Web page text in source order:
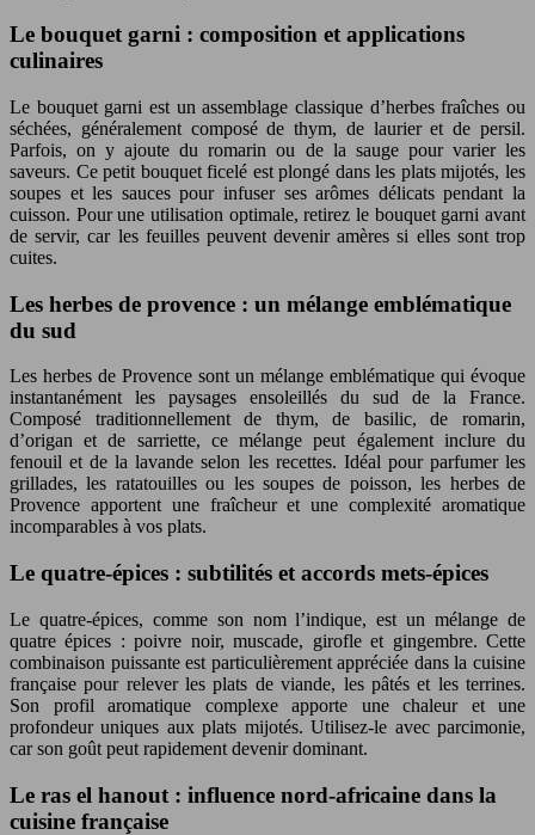
Le bouquet garni : composition et applications
culinaires
Le bouquet garni est un assemblage classique d’herbes fraîches ou
séchées, généralement composé de thym, de laurier et de persil.
Parfois, on y ajoute du romarin ou de la sauge pour varier les
saveurs. Ce petit bouquet ficelé est plongé dans les plats mijotés, les
soupes et les sauces pour infuser ses arômes délicats pendant la
cuisson. Pour une utilisation optimale, retirez le bouquet garni avant
de servir, car les feuilles peuvent devenir amères si elles sont trop
cuites.
Les herbes de provence : un mélange emblématique
du sud
Les herbes de Provence sont un mélange emblématique qui évoque
instantanément les paysages ensoleillés du sud de la France.
Composé traditionnellement de thym, de basilic, de romarin,
d’origan et de sarriette, ce mélange peut également inclure du
fenouil et de la lavande selon les recettes. Idéal pour parfumer les
grillades, les ratatouilles ou les soupes de poisson, les herbes de
Provence apportent une fraîcheur et une complexité aromatique
incomparables à vos plats.
Le quatre-épices : subtilités et accords mets-épices
Le quatre-épices, comme son nom l’indique, est un mélange de
quatre épices : poivre noir, muscade, girofle et gingembre. Cette
combinaison puissante est particulièrement appréciée dans la cuisine
française pour relever les plats de viande, les pâtés et les terrines.
Son profil aromatique complexe apporte une chaleur et une
profondeur uniques aux plats mijotés. Utilisez-le avec parcimonie,
car son goût peut rapidement devenir dominant.
Le ras el hanout : influence nord-africaine dans la
cuisine française